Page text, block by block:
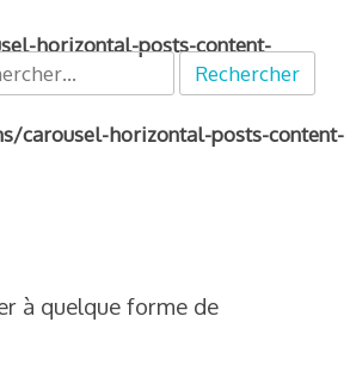
horizontal-posts-content-
horizontal-posts-content-
à quelque forme de
: